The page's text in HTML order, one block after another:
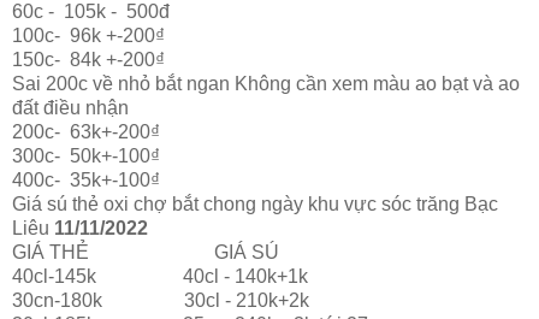
60c - 105k - 500đ
100c- 96k +-200₫
150c- 84k +-200₫
Sai 200c về nhỏ bắt ngan Không cần xem màu ao bạt và ao
đất điều nhận
200c- 63k+-200₫
300c- 50k+-100₫
400c- 35k+-100₫
Giá sú thẻ oxi chợ bắt chong ngày khu vực sóc trăng Bạc
Liêu 11/11/2022
GIÁ THẺ GIÁ SÚ
40cl-145k 40cl - 140k+1k
30cn-180k 30cl - 210k+2k